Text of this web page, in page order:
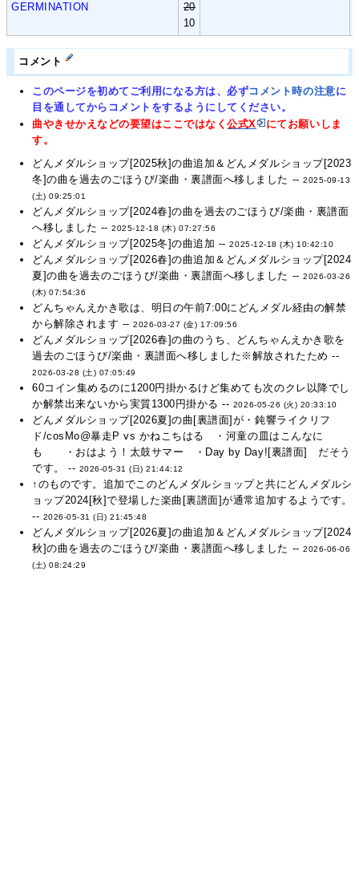
GERMINATION
20
10
コメント
このページを初めてご利用になる方は、必ずコメント時の注意に
目を通してからコメントをするようにしてください。
曲やきせかえなどの要望はここではなく公式X
にてお願いしま
す。
どんメダルショップ[2025秋]の曲追加＆どんメダルショップ[2023
冬]の曲を過去のごほうび/楽曲・裏譜面へ移しました --2025-09-13
(土) 09:25:01
どんメダルショップ[2024春]の曲を過去のごほうび/楽曲・裏譜面
へ移しました --2025-12-18 (木) 07:27:56
どんメダルショップ[2025冬]の曲追加 --2025-12-18 (木) 10:42:10
どんメダルショップ[2026春]の曲追加＆どんメダルショップ[2024
夏]の曲を過去のごほうび/楽曲・裏譜面へ移しました --2026-03-26
(木) 07:54:36
どんちゃんえかき歌は、明日の午前7:00にどんメダル経由の解禁
から解除されます --2026-03-27 (金) 17:09:56
どんメダルショップ[2026春]の曲のうち、どんちゃんえかき歌を
過去のごほうび/楽曲・裏譜面へ移しました※解放されたため --
2026-03-28 (土) 07:05:49
60コイン集めるのに1200円掛かるけど集めても次のクレ以降でし
か解禁出来ないから実質1300円掛かる -- 2026-05-26 (火) 20:33:10
どんメダルショップ[2026夏]の曲[裏譜面]が・鈍響ライクリフ
ド/cosMo@暴走P vs かねこちはる ・河童の皿はこんなに
も ・おはよう！太鼓サマー ・Day by Day![裏譜面] だそう
です。 -- 2026-05-31 (日) 21:44:12
↑のものです。追加でこのどんメダルショップと共にどんメダルシ
ョップ2024[秋]で登場した楽曲[裏譜面]が通常追加するようです。
-- 2026-05-31 (日) 21:45:48
どんメダルショップ[2026夏]の曲追加＆どんメダルショップ[2024
秋]の曲を過去のごほうび/楽曲・裏譜面へ移しました --2026-06-06
(土) 08:24:29